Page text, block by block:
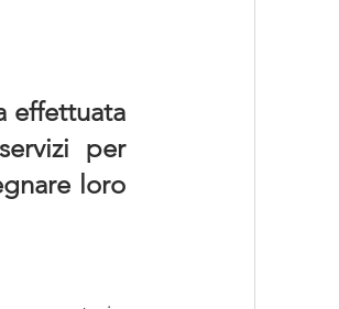
effettuata
per
loro